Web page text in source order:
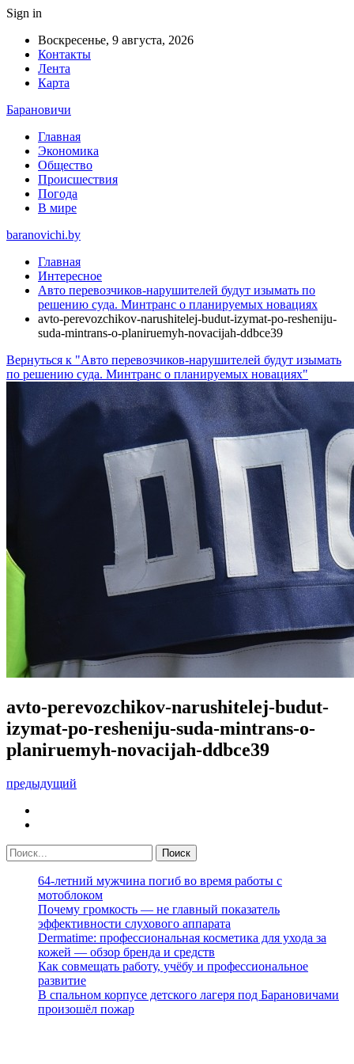
Sign in
Воскресенье, 9 августа, 2026
Контакты
Лента
Карта
Барановичи
Главная
Экономика
Общество
Происшествия
Погода
В мире
baranovichi.by
Главная
Интересное
Авто перевозчиков-нарушителей будут изымать по
решению суда. Минтранс о планируемых новациях
avto-perevozchikov-narushitelej-budut-izymat-po-resheniju-
suda-mintrans-o-planiruemyh-novacijah-ddbce39
Вернуться к "Авто перевозчиков-нарушителей будут изымать
по решению суда. Минтранс о планируемых новациях"
avto-perevozchikov-narushitelej-budut-
izymat-po-resheniju-suda-mintrans-o-
planiruemyh-novacijah-ddbce39
предыдущий
64-летний мужчина погиб во время работы с
мотоблоком
Почему громкость — не главный показатель
эффективности слухового аппарата
Dermatime: профессиональная косметика для ухода за
кожей — обзор бренда и средств
Как совмещать работу, учёбу и профессиональное
развитие
В спальном корпусе детского лагеря под Барановичами
произошёл пожар